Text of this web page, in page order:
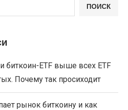
ПОИСК
биткоин-ETF выше всех ETF
Почему так просиходит
рынок биткоину и как